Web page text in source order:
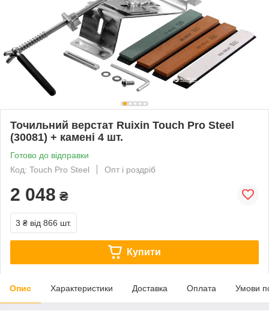
Точильний верстат Ruixin Touch Pro Steel
(30081) + камені 4 шт.
Готово до відправки
Код: Touch Pro Steel
Опт і роздріб
2 048 ₴
3 ₴ від 866 шт.
Купити
Опис Характеристики Доставка Оплата Умови